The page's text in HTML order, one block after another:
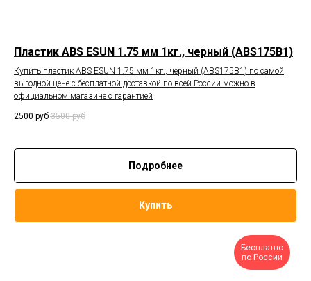
Пластик ABS ESUN 1.75 мм 1кг., черный (ABS175B1)
Купить пластик ABS ESUN 1.75 мм 1кг., черный (ABS175B1) по самой
выгодной цене с бесплатной доставкой по всей России можно в
официальном магазине с гарантией
2500 руб 3500 руб
Подробнее
Купить
Бесплатно
по России